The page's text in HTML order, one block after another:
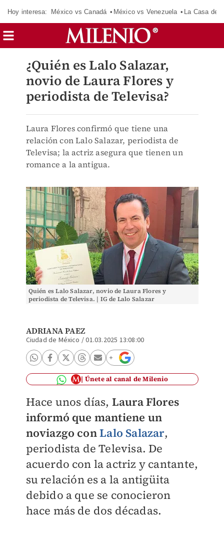
Hoy interesa: México vs Canadá México vs Venezuela La Casa de
¿Quién es Lalo Salazar,
novio de Laura Flores y
periodista de Televisa?
Laura Flores confirmó que tiene una
relación con Lalo Salazar, periodista de
Televisa; la actriz asegura que tienen un
romance a la antigua.
Quién es Lalo Salazar, novio de Laura Flores y
periodista de Televisa. | IG de Lalo Salazar
ADRIANA PAEZ
Ciudad de México /01.03.2025 13:08:00
Únete al canal de Milenio
Hace unos días, Laura Flores
informó que mantiene un
noviazgo conLalo Salazar,
periodista de Televisa. De
acuerdo con la actriz y cantante,
su relación es a la antigüita
debido a que se conocieron
hace más de dos décadas.